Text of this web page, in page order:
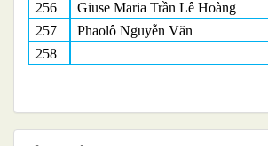
256
Giuse Maria Trần Lê Hoàng
257
Phaolô Nguyễn Văn
258